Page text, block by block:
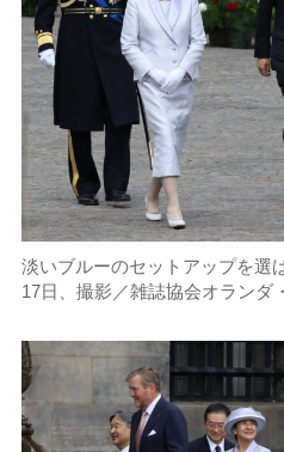
淡いブルーのセットアップを選
17日、撮影／雑誌協会オランダ